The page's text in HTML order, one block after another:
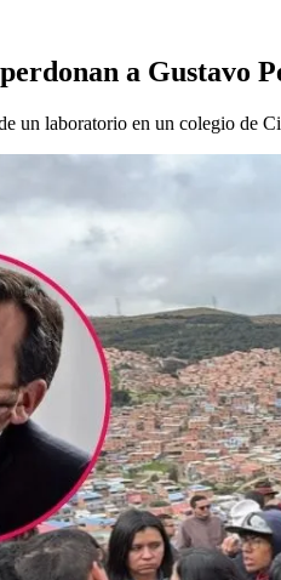
a Gustavo
un laboratorio en un colegio de